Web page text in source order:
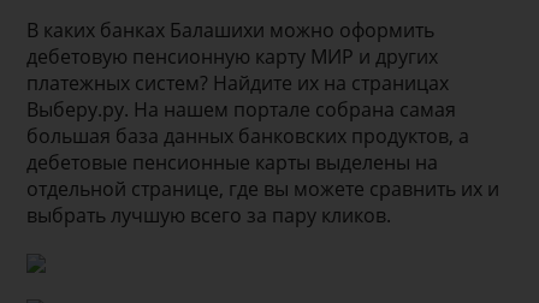
В каких банках Балашихи можно оформить
дебетовую пенсионную карту МИР и других
платежных систем? Найдите их на страницах
Выберу.ру. На нашем портале собрана самая
большая база данных банковских продуктов, а
дебетовые пенсионные карты выделены на
отдельной странице, где вы можете сравнить их и
выбрать лучшую всего за пару кликов.